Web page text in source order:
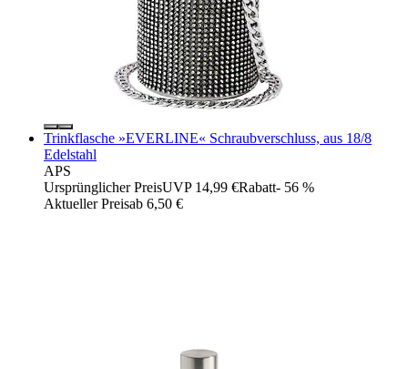
Trinkflasche »EVERLINE« Schraubverschluss, aus 18/8
Edelstahl
APS
Ursprünglicher PreisUVP 14,99 €Rabatt- 56 %
Aktueller Preisab 6,50 €